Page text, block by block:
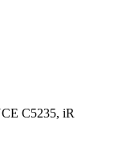
C5235, iR